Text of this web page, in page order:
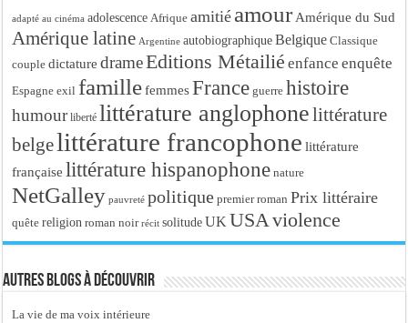
adapté au cinéma adolescence Afrique amitié amour Amérique du Sud
Amérique latine Argentine autobiographique Belgique Classique
couple dictature drameEditions Métailié enfance enquête
Espagne exil famille femmes France guerre histoire
humour liberté littérature anglophonelittérature
belgelittérature francophone littérature
française littérature hispanophone nature
NetGalley pauvreté politique premier roman Prix littéraire
quête religion roman noir récit solitude UK USAviolence
Autres blogs à découvrir
La vie de ma voix intérieure